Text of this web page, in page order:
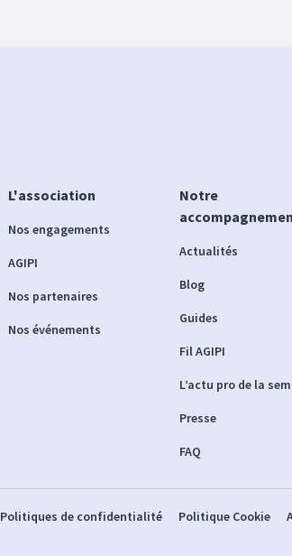
L'association
Nos engagements
AGIPI
Nos partenaires
Nos événements
Notre
Actualités
Blog
Guides
Fil AGIPI
L’actu pro de la
Presse
FAQ
Politiques de confidentialité Politique Cookie